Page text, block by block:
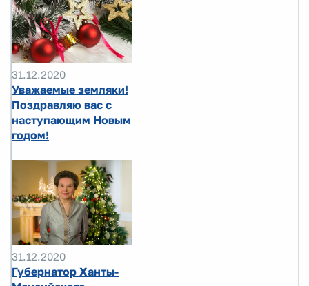
31.12.2020
Уважаемые земляки!
Поздравляю вас с
наступающим Новым
годом!
31.12.2020
Губернатор Ханты-